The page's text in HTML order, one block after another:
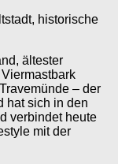
historische
ältester
– der
hat sich in den
verbindet heute
mit der